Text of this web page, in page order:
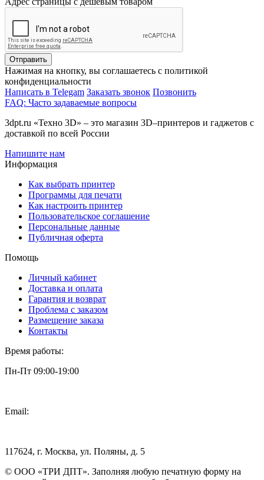
Отправить
Нажимая на кнопку, вы соглашаетесь с политикой
конфиденциальности
Написать в Telegam Заказать звонок Позвонить
FAQ: Часто задаваемые вопросы
3dpt.ru «Техно 3D» – это магазин 3D–принтеров и гаджетов с
доставкой по всей России
Напишите нам
Информация
Как выбрать принтер
Программы для печати
Как настроить принтер
Пользовательское соглашение
Персональные данные
Публичная оферта
Помощь
Личный кабинет
Доставка и оплата
Гарантия и возврат
Проблема с заказом
Размещение заказа
Контакты
Время работы:
Пн-Пт 09:00-19:00
Email:
117624, г. Москва, ул. Поляны, д. 5
© ООО «ТРИ ДПТ». Заполняя любую печатную форму на